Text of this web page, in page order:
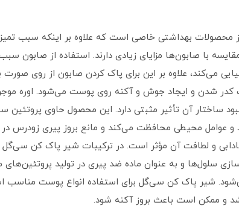
از محصولات بهداشتی خاصی است که علاوه بر اینکه سبب
با صابون‌ها مزایای زیادی دارند. استفاده از صابون
علاوه‌ بر این برای پاک کردن صابون از روی صورت
کدر شدن و ایجاد جوش و آکنه روی پوست می‌شود. اوره
و لطافت آن مؤثر است. در ترکیبات شیر پاک کن سی‌گل
سلول‌ها و به عنوان ماده ضد پیری در تولید پروتئین‌های
پاک کن سی‌گل برای استفاده انواع پوست مناسب
و ممکن است باعث بروز آکنه شود.